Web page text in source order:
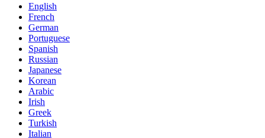
English
French
German
Portuguese
Spanish
Russian
Japanese
Korean
Arabic
Irish
Greek
Turkish
Italian